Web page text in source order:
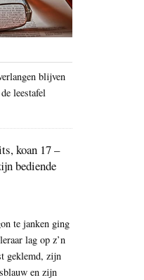
blijven
leestafel
koan 17 –
bediende
te janken ging
lag op z’n
geklemd, zijn
en zijn